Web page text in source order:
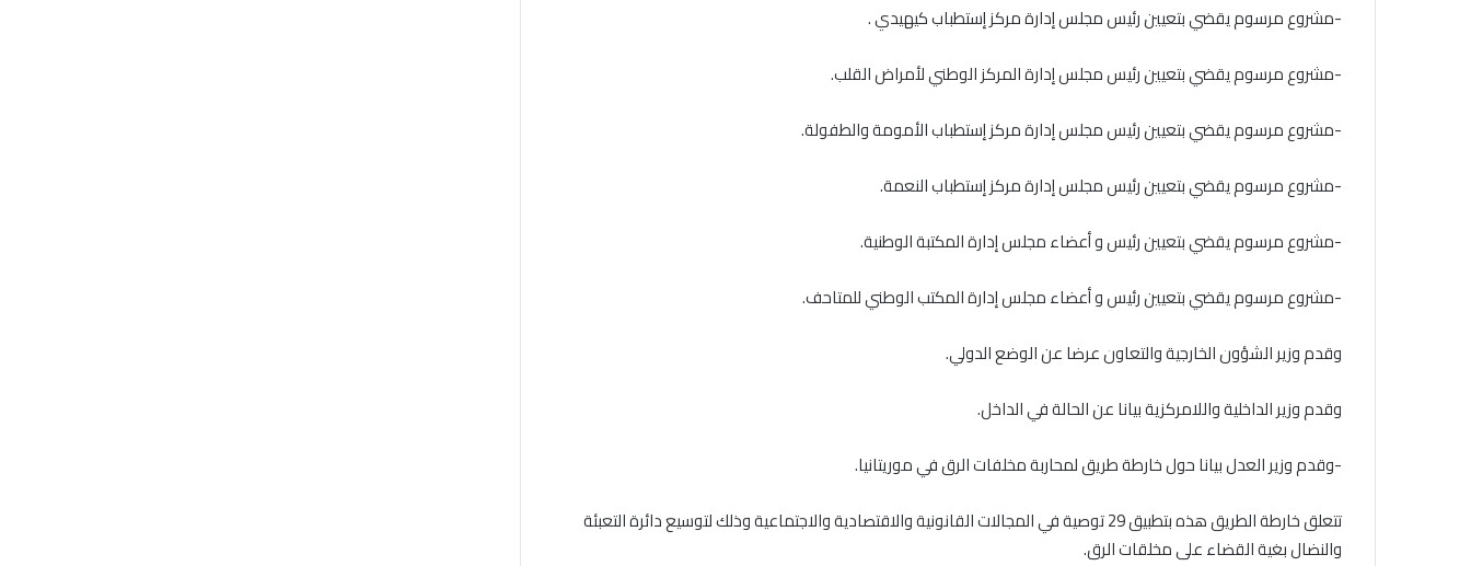
-مشروع مرسوم يقضي بتعيين رئيس مجلس إدارة مركز إستطباب كيهيدي .
-مشروع مرسوم يقضي بتعيين رئيس مجلس إدارة المركز الوطني لأمراض القلب.
-مشروع مرسوم يقضي بتعيين رئيس مجلس إدارة مركز إستطباب الأمومة والطفولة.
-مشروع مرسوم يقضي بتعيين رئيس مجلس إدارة مركز إستطباب النعمة.
-مشروع مرسوم يقضي بتعيين رئيس و أعضاء مجلس إدارة المكتبة الوطنية.
-مشروع مرسوم يقضي بتعيين رئيس و أعضاء مجلس إدارة المكتب الوطني للمتاحف.
وقدم وزير الشؤون الخارجية والتعاون عرضا عن الوضع الدولي.
وقدم وزير الداخلية واللامركزية بيانا عن الحالة في الداخل.
-وقدم وزير العدل بيانا حول خارطة طريق لمحاربة مخلفات الرق في موريتانيا.
تتعلق خارطة الطريق هذه بتطبيق 29 توصية في المجالات القانونية والاقتصادية والاجتماعية وذلك لتوسيع دائرة التعبئة
والنضال بغية القضاء على مخلقات الرق.